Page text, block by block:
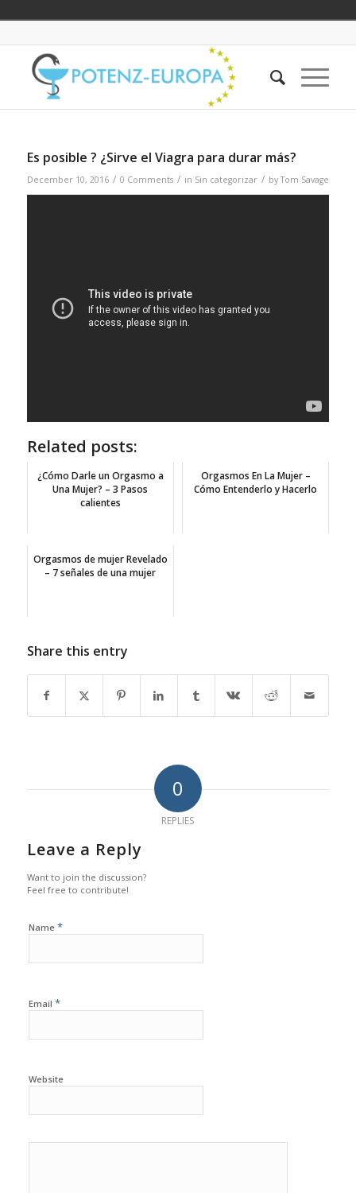
Es posible ? ¿Sirve el Viagra para durar más?
December 10, 2016 / 0 Comments / in Sin categorizar / byTom Savage
Related posts:
¿Cómo Darle un Orgasmo a
Una Mujer? – 3 Pasos
calientes
Orgasmos En La Mujer –
Cómo Entenderlo y Hacerlo
Orgasmos de mujer Revelado
– 7 señales de una mujer
Share this entry
0
REPLIES
Leave a Reply
Want to join the discussion?
Feel free to contribute!
Name *
Email *
Website